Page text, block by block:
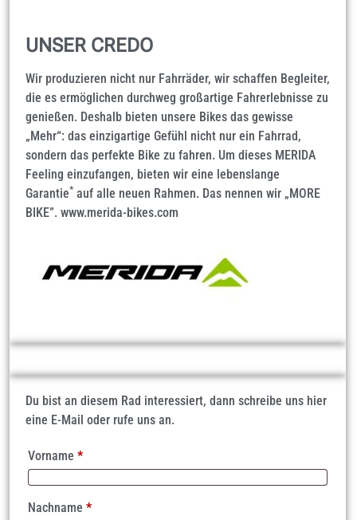
UNSER CREDO
Wir produzieren nicht nur Fahrräder, wir schaffen Begleiter,
die es ermöglichen durchweg großartige Fahrerlebnisse zu
genießen. Deshalb bieten unsere Bikes das gewisse
„Mehr“: das einzigartige Gefühl nicht nur ein Fahrrad,
sondern das perfekte Bike zu fahren. Um dieses MERIDA
Feeling einzufangen, bieten wir eine lebenslange
Garantie* auf alle neuen Rahmen. Das nennen wir „MORE
BIKE”. www.merida-bikes.com
Du bist an diesem Rad interessiert, dann schreibe uns hier
eine E-Mail oder rufe uns an.
Vorname *
Nachname *